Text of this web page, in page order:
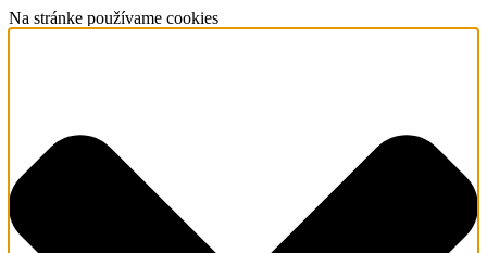
Na stránke používame cookies